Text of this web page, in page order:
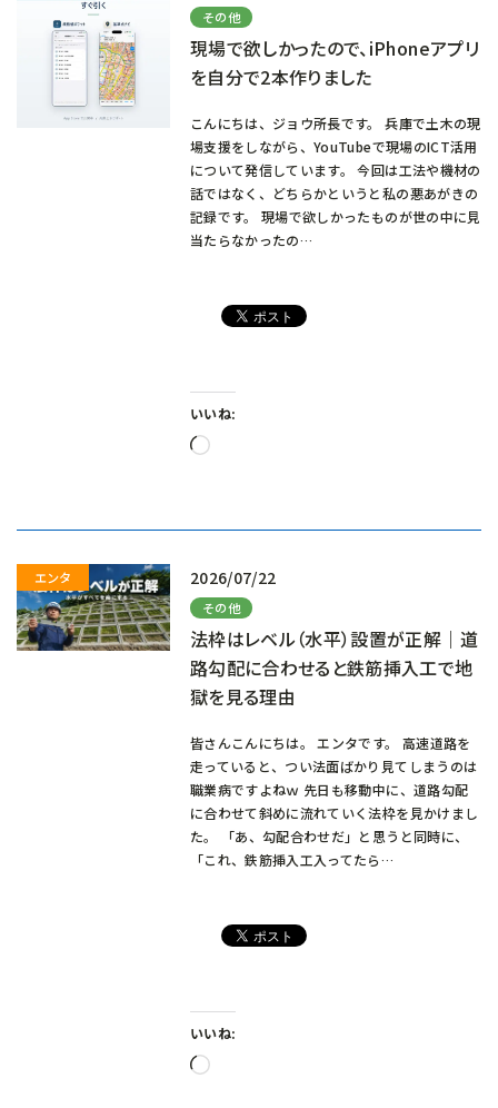
その他
現場で欲しかったので、iPhoneアプリ
を自分で2本作りました
こんにちは、ジョウ所長です。 兵庫で土木の現
場支援をしながら、YouTubeで現場のICT活用
について発信しています。 今回は工法や機材の
話ではなく、どちらかというと私の悪あがきの
記録です。 現場で欲しかったものが世の中に見
当たらなかったの…
いいね:
読
2026/07/22
その他
法枠はレベル（水平）設置が正解｜道
路勾配に合わせると鉄筋挿入工で地
獄を見る理由
皆さんこんにちは。 エンタです。 高速道路を
走っていると、つい法面ばかり見てしまうのは
職業病ですよねｗ 先日も移動中に、道路勾配
に合わせて斜めに流れていく法枠を見かけまし
た。 「あ、勾配合わせだ」と思うと同時に、
「これ、鉄筋挿入工入ってたら…
いいね:
読